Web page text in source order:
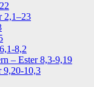
2,1–23
8,2
– Ester 8,3-9,19
9,20-10,3